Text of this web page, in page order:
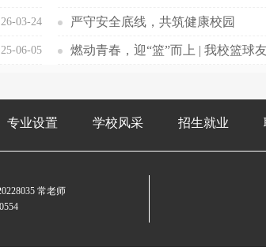
26-03-24 严守安全底线，共筑健康校园
25-06-05
专业设置 学校风采 招生就业
常老师